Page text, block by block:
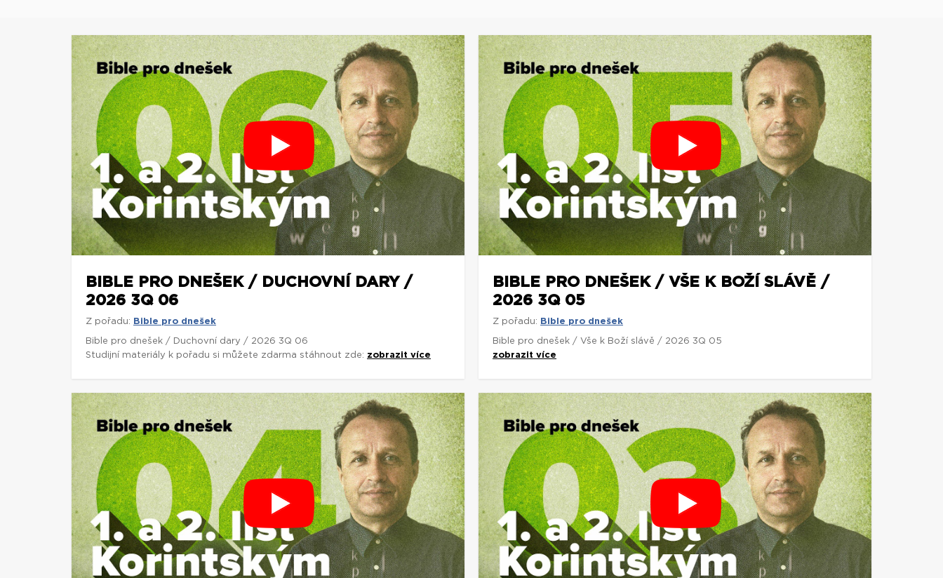
BIBLE PRO DNEŠEK / DUCHOVNÍ DARY /
2026 3Q 06
Z pořadu: Bible pro dnešek
Bible pro dnešek / Duchovní dary / 2026 3Q 06
Studijní materiály k pořadu si můžete zdarma stáhnout zde: zobrazit více
BIBLE PRO DNEŠEK / VŠE K BOŽÍ SLÁVĚ /
2026 3Q 05
Z pořadu: Bible pro dnešek
Bible pro dnešek / Vše k Boží slávě / 2026 3Q 05
zobrazit více